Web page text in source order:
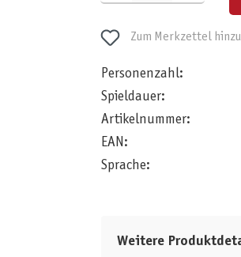
Zum Merkzettel
Personenzahl:
Spieldauer:
Artikelnummer:
EAN:
Sprache:
Weitere